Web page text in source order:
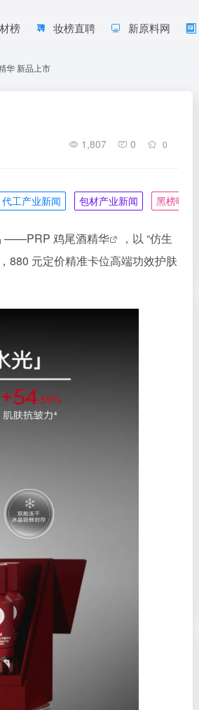
榜 妆榜直聘 新原料网
华 新品上市
1,807 0 0
代工产业新闻 包材产业新闻 黑榜曝光台
——PRP 鸡尾酒精华
，以 “仿生
880 元定价精准卡位高端功效护肤